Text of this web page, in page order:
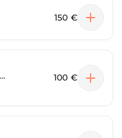
150 €
100 €